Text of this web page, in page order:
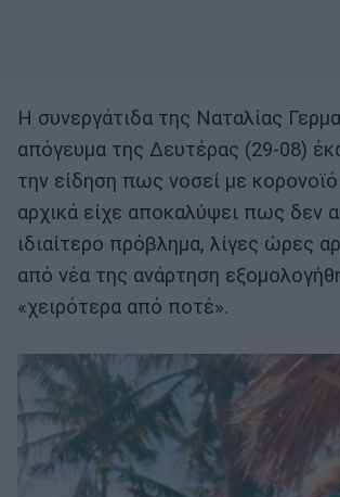
Η συνεργάτιδα της Ναταλίας
απόγευμα της Δευτέρας (29-08)
την είδηση πως νοσεί με
αρχικά είχε αποκαλύψει πως δεν
ιδιαίτερο πρόβλημα, λίγες ώρες
από νέα της ανάρτηση
«χειρότερα από ποτέ».